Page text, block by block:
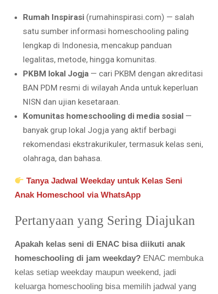
Rumah Inspirasi (rumahinspirasi.com) — salah
satu sumber informasi homeschooling paling
lengkap di Indonesia, mencakup panduan
legalitas, metode, hingga komunitas.
PKBM lokal Jogja — cari PKBM dengan akreditasi
BAN PDM resmi di wilayah Anda untuk keperluan
NISN dan ujian kesetaraan.
Komunitas homeschooling di media sosial —
banyak grup lokal Jogja yang aktif berbagi
rekomendasi ekstrakurikuler, termasuk kelas seni,
olahraga, dan bahasa.
Tanya Jadwal Weekday untuk Kelas Seni
Anak Homeschool via WhatsApp
Pertanyaan yang Sering Diajukan
Apakah kelas seni di ENAC bisa diikuti anak
homeschooling di jam weekday? ENAC membuka
kelas setiap weekday maupun weekend, jadi
keluarga homeschooling bisa memilih jadwal yang